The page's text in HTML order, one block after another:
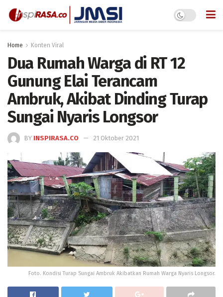
Home Konten Viral
Dua Rumah Warga di RT 12
Gunung Elai Terancam
Ambruk, Akibat Dinding Turap
Sungai Nyaris Longsor
BY INSPIRASA.CO 21 Oktober 2021
Foto. Kondisi Turap Sungai Ambruk Akibatkan Rumah Warga Nyaris Longsor.